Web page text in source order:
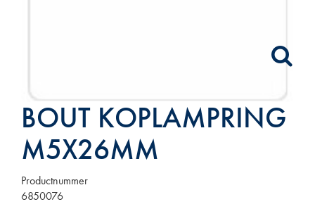
BOUT KOPLAMPRING
M5X26MM
Productnummer
6850076